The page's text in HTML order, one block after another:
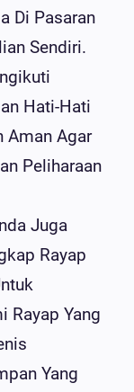
Di Pasaran
Sendiri.
Hati-Hati
Aman Agar
Peliharaan
Juga
Rayap
Rayap Yang
Yang